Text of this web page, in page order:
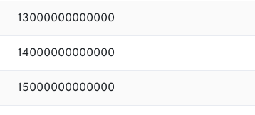
13000000000000
14000000000000
15000000000000